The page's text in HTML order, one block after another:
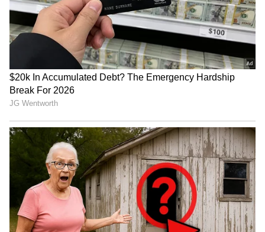
Image Credit : Getty
ಈ ಗ್ರಹ ಎಷ್ಟು ದೊಡ್ಡದಾಗಿದೆ?
ಈ ಗ್ರಹವು ನಮ್ಮ ಸೌರವ್ಯೂಹದ ಅತಿದೊಡ್ಡ ಗ್ರಹವಾದ
ಗುರುಗ್ರಹದ ಗಾತ್ರದಲ್ಲಿದೆ. ಆದರೆ, ಇದರ ವಿಶಿಷ್ಟ ವಾತಾವರಣ
ಮತ್ತು ಸಂಯೋಜನೆಯು ಇದನ್ನು ನಿಗೂಢವಾಗಿಸುತ್ತದೆ. ಇದು
"ಸತ್ತ ನಕ್ಷತ್ರ"ದ ಸುತ್ತ ಸುತ್ತುವುದರಿಂದ, ಆ ಗ್ರಹವು ಅತ್ಯಂತ
ಬಿಸಿ ಮತ್ತು ಅಪಾಯಕಾರಿಯಾಗಿರುತ್ತವೆ. ಅಷ್ಟೇ ಅಲ್ಲ ಈ
ಗ್ರಹದ ವಾತಾವರಣವು ಸಂಪೂರ್ಣವಾಗಿ ಇಂಗಾಲ ಮತ್ತು
ಹೀಲಿಯಂನಿಂದ ಕೂಡಿದೆ. ಭೂಮಿಯಂತಹ ಗ್ರಹಗಳಲ್ಲಿ
ಸಾಮಾನ್ಯವಾಗಿ ಕಂಡುಬರುವ ಆಮ್ಲಜನಕ ಮತ್ತು